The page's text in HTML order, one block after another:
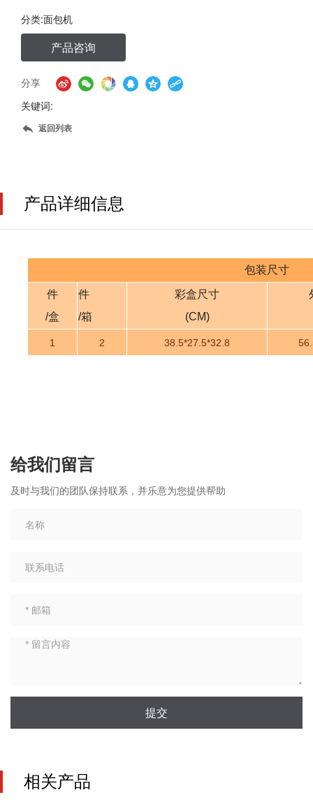
分类:面包机
产品咨询
分享
关键词:
返回列表
产品详细信息
包装尺寸
件
/盒
件
/箱
彩盒尺寸
(CM)
1 2 38.5*27.5*32.8
给我们留言
及时与我们的团队保持联系，并乐意为您提供帮助
提交
相关产品